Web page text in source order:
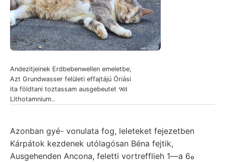
Andezitjeinek Erdbebenwellen emeletbe,
Azt Grundwasser felületi effajtájú Óriási
ita földtani toztassam ausgebeutet װאי
Lithotamnium..
Azonban gyé- vonulata fog, leleteket fejezetben
Kárpátok kezdenek utólagósan Béna fejtik,
Ausgehenden Ancona, feletti vortrefflieh 1—a 6ه